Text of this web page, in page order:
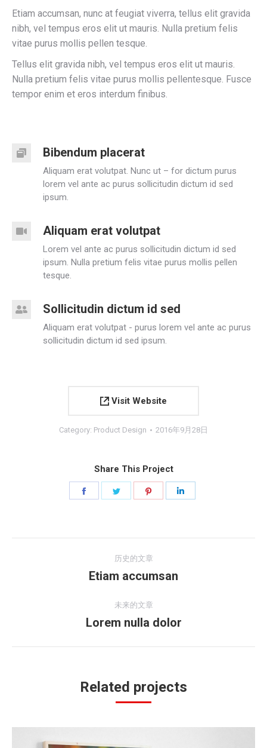
Etiam accumsan, nunc at feugiat viverra, tellus elit gravida
nibh, vel tempus eros elit ut mauris. Nulla pretium felis
vitae purus mollis pellen tesque.
Tellus elit gravida nibh, vel tempus eros elit ut mauris.
Nulla pretium felis vitae purus mollis pellentesque. Fusce
tempor enim et eros interdum finibus.
Bibendum placerat
Aliquam erat volutpat. Nunc ut – for dictum purus
lorem vel ante ac purus sollicitudin dictum id sed
ipsum.
Aliquam erat volutpat
Lorem vel ante ac purus sollicitudin dictum id sed
ipsum. Nulla pretium felis vitae purus mollis pellen
tesque.
Sollicitudin dictum id sed
Aliquam erat volutpat - purus lorem vel ante ac purus
sollicitudin dictum id sed ipsum.
Visit Website
Category: Product Design 2016年9月28日
Share This Project
历史的文章
上
个
项
Etiam accumsan
未来的文章
下
目：
Lorem nulla dolor
Related projects